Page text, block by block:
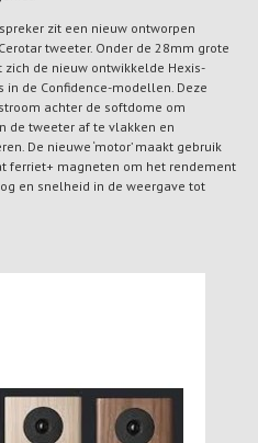
zit een nieuw ontworpen
tweeter. Onder de 28mm grote
de nieuw ontwikkelde Hexis-
de Confidence-modellen. Deze
achter de softdome om
de tweeter af te vlakken en
De nieuwe ‘motor’ maakt gebruik
ferriet+ magneten om het rendement
en snelheid in de weergave tot